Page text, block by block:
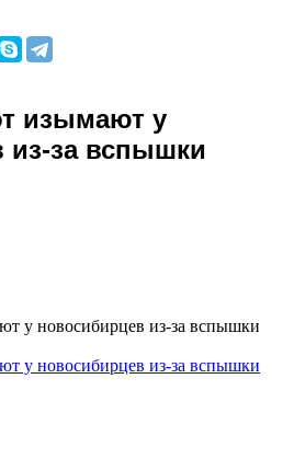
изымают у
из-за вспышки
у новосибирцев из-за вспышки